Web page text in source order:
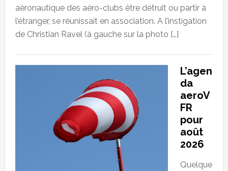
aéronautique des aéro-clubs être détruit ou partir à
l’étranger, se réunissait en association. A l’instigation
de Christian Ravel (à gauche sur la photo […]
L’agen
da
aeroV
FR
pour
août
2026
Quelque